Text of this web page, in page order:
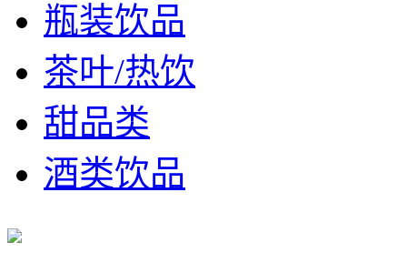
瓶装饮品
茶叶/热饮
甜品类
酒类饮品